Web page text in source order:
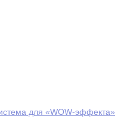
для «WOW-эффекта»